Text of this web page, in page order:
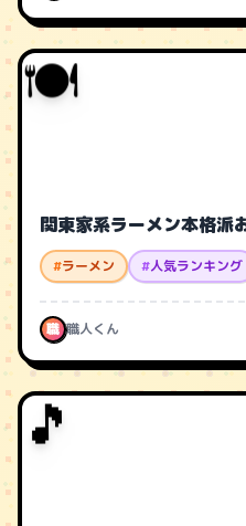
🍽️
関東家系ラーメン本格派
#ラーメン #人気ランキング
職 職人くん
🎵